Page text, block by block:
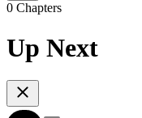
0 Chapters
Up Next